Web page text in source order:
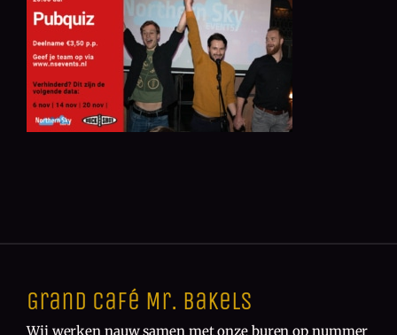
Grand Café Mr. Bakels
Wij werken nauw samen met onze buren op nummer